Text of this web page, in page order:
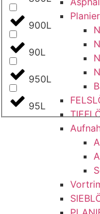
900L
90L
950L
95L